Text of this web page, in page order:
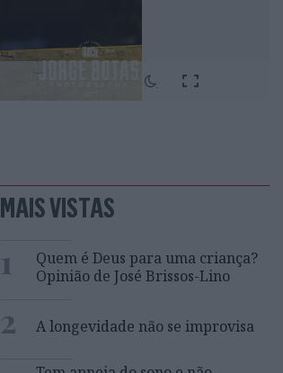
MAIS VISTAS
1
Quem é Deus para uma criança?
Opinião de José Brissos-Lino
2 A longevidade não se improvisa